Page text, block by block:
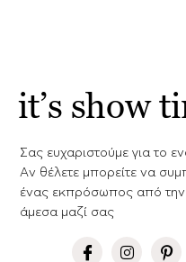
it’s show
Σας ευχαριστούμε για το
Aν θέλετε μπορείτε να
ένας εκπρόσωπος από την
άμεσα μαζί σας